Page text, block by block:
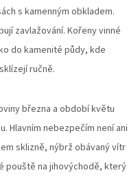
s kamenným obkladem.
zavlažování. Kořeny vinné
do kamenité půdy, kde
ručně.
března a období květu
Hlavním nebezpečím není ani
sklizně, nýbrž obávaný vítr
pouště na jihovýchodě, který